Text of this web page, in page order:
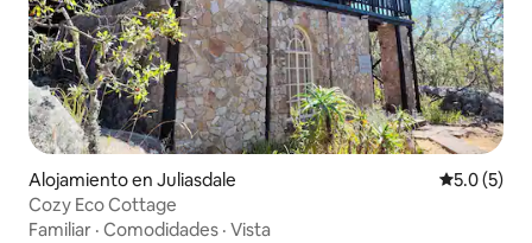
Alojamiento en Juliasdale
5.0 (5)
Cozy Eco Cottage
Familiar · Comodidades · Vista